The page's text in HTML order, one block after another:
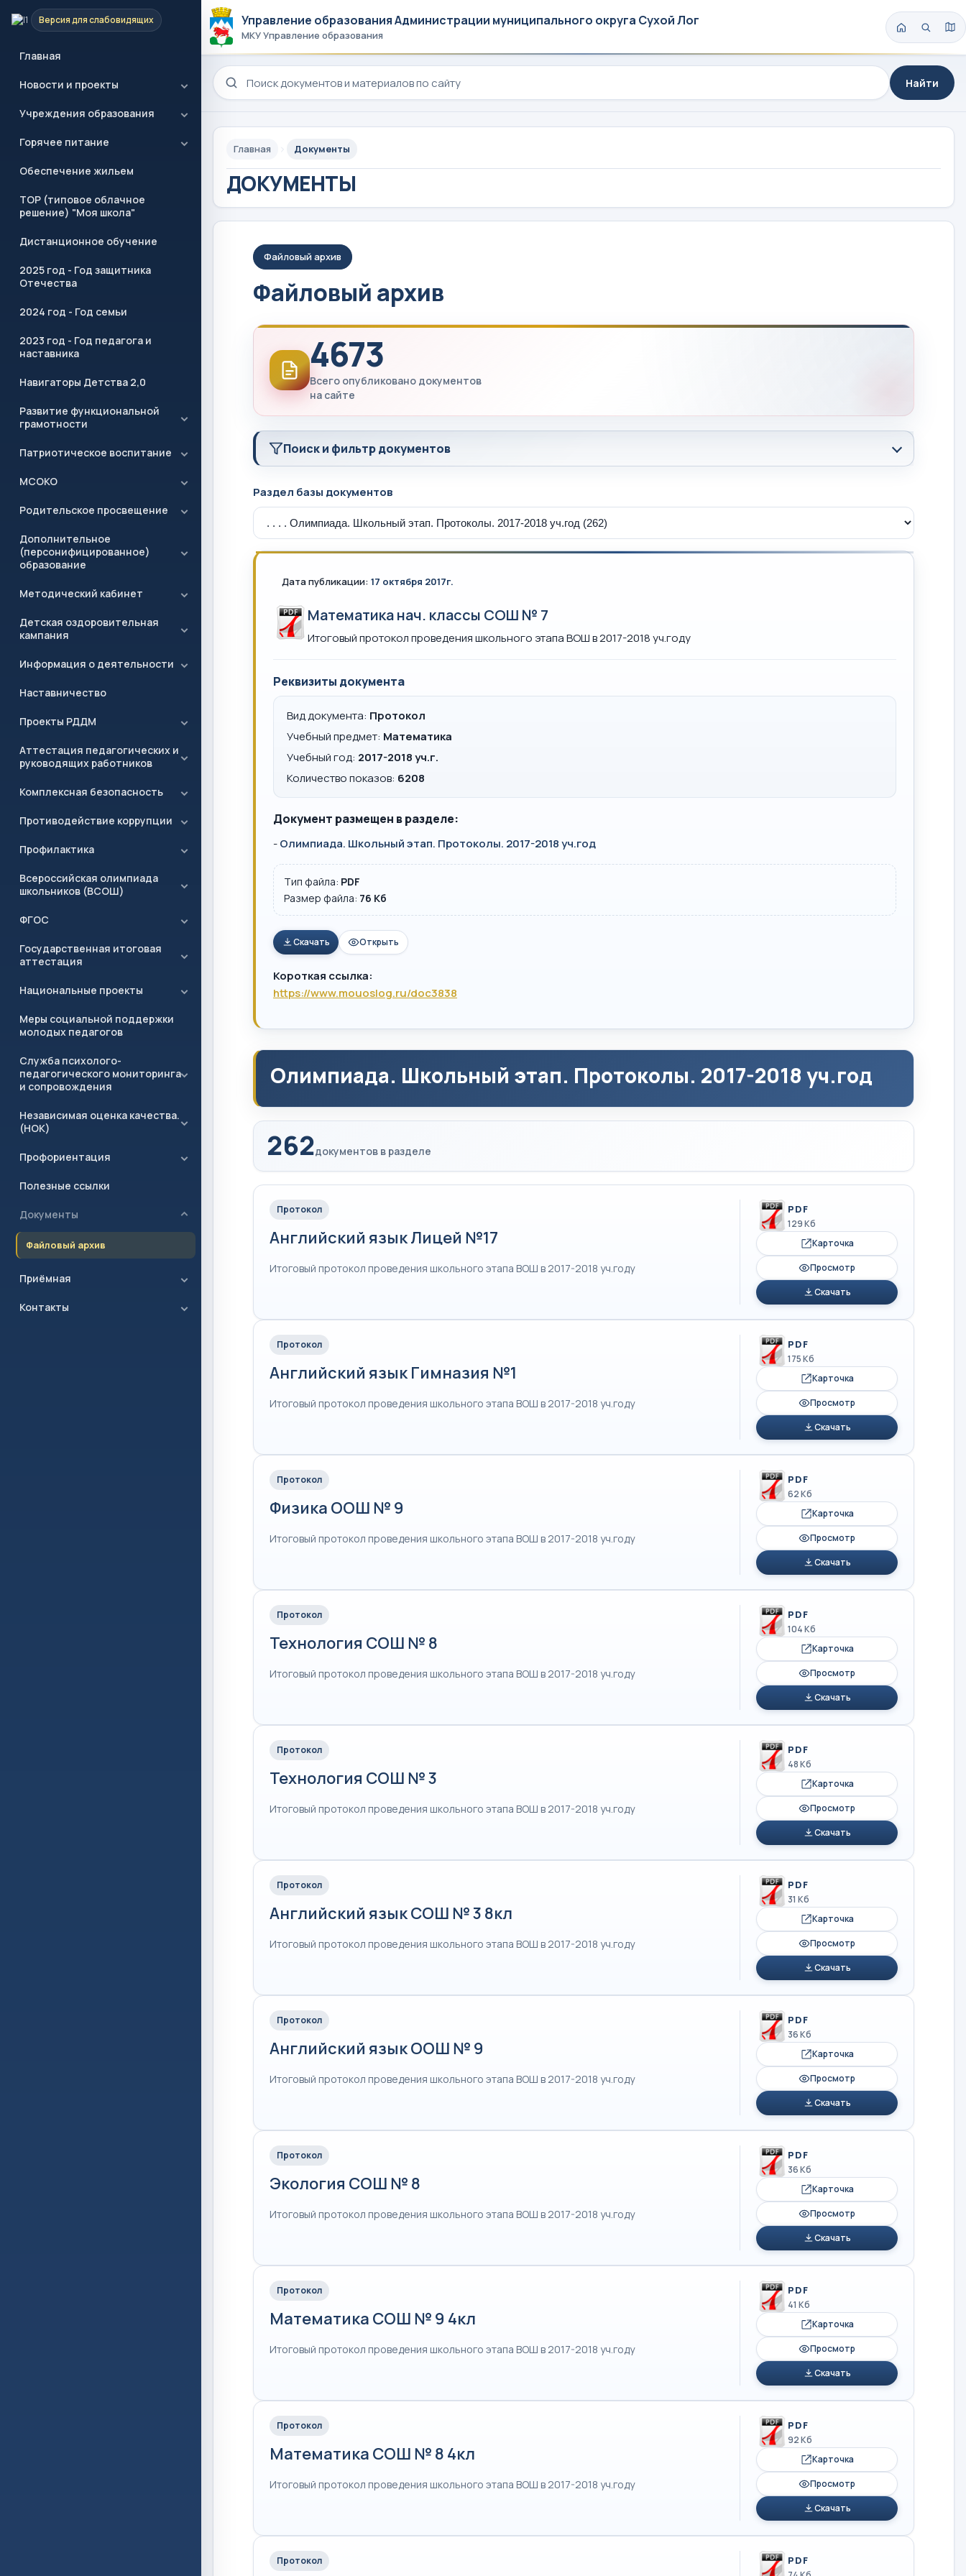
Версия для слабовидящих
Главная
Новости и проекты
Учреждения образования
Горячее питание
Обеспечение жильем
ТОР (типовое облачное
решение) "Моя школа"
Дистанционное обучение
2025 год - Год защитника
Отечества
2024 год - Год семьи
2023 год - Год педагога и
наставника
Навигаторы Детства 2,0
Развитие функциональной
грамотности
Патриотическое воспитание
МСОКО
Родительское просвещение
Дополнительное
(персонифицированное)
образование
Методический кабинет
Детская оздоровительная
кампания
Информация о деятельности
Наставничество
Проекты РДДМ
Аттестация педагогических и
руководящих работников
Комплексная безопасность
Противодействие коррупции
Профилактика
Всероссийская олимпиада
школьников (ВСОШ)
ФГОС
Государственная итоговая
аттестация
Национальные проекты
Меры социальной поддержки
молодых педагогов
Служба психолого-
педагогического мониторинга
и сопровождения
Независимая оценка качества.
(НОК)
Профориентация
Полезные ссылки
Документы
Файловый архив
Приёмная
Контакты
Управление образования Администрации муниципального округа Сухой Лог
МКУ Управление образования
Поиск по сайту
Найти
Главная Документы
ДОКУМЕНТЫ
Файловый архив
Файловый архив
4673
Всего опубликовано документов
на сайте
Поиск и фильтр документов
Раздел базы документов
Дата публикации: 17 октября 2017г.
Математика нач. классы СОШ № 7
Итоговый протокол проведения школьного этапа ВОШ в 2017-2018 уч.году
Реквизиты документа
Вид документа: Протокол
Учебный предмет: Математика
Учебный год: 2017-2018 уч.г.
Количество показов: 6208
Документ размещен в разделе:
-Олимпиада. Школьный этап. Протоколы. 2017-2018 уч.год
Тип файла: PDF
Размер файла: 76 Кб
Скачать Открыть
Короткая ссылка:
https://www.mouoslog.ru/doc3838
Олимпиада. Школьный этап. Протоколы. 2017-2018 уч.год
262документов в разделе
Протокол
Английский язык Лицей №17
Итоговый протокол проведения школьного этапа ВОШ в 2017-2018 уч.году
PDF
129 Кб
Карточка
Просмотр
Скачать
Протокол
Английский язык Гимназия №1
Итоговый протокол проведения школьного этапа ВОШ в 2017-2018 уч.году
PDF
175 Кб
Карточка
Просмотр
Скачать
Протокол
Физика ООШ № 9
Итоговый протокол проведения школьного этапа ВОШ в 2017-2018 уч.году
PDF
62 Кб
Карточка
Просмотр
Скачать
Протокол
Технология СОШ № 8
Итоговый протокол проведения школьного этапа ВОШ в 2017-2018 уч.году
PDF
104 Кб
Карточка
Просмотр
Скачать
Протокол
Технология СОШ № 3
Итоговый протокол проведения школьного этапа ВОШ в 2017-2018 уч.году
PDF
48 Кб
Карточка
Просмотр
Скачать
Протокол
Английский язык СОШ № 3 8кл
Итоговый протокол проведения школьного этапа ВОШ в 2017-2018 уч.году
PDF
31 Кб
Карточка
Просмотр
Скачать
Протокол
Английский язык ООШ № 9
Итоговый протокол проведения школьного этапа ВОШ в 2017-2018 уч.году
PDF
36 Кб
Карточка
Просмотр
Скачать
Протокол
Экология СОШ № 8
Итоговый протокол проведения школьного этапа ВОШ в 2017-2018 уч.году
PDF
36 Кб
Карточка
Просмотр
Скачать
Протокол
Математика СОШ № 9 4кл
Итоговый протокол проведения школьного этапа ВОШ в 2017-2018 уч.году
PDF
41 Кб
Карточка
Просмотр
Скачать
Протокол
Математика СОШ № 8 4кл
Итоговый протокол проведения школьного этапа ВОШ в 2017-2018 уч.году
PDF
92 Кб
Карточка
Просмотр
Скачать
Протокол PDF